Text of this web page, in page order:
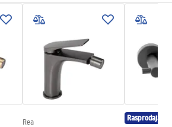
Titan
Pokretna
Mesing
110mm
PVD
_5.pdf
Rea Rasprodaja